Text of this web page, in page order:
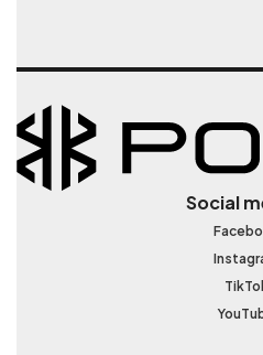
Social